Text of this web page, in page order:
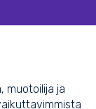
muotoilija ja